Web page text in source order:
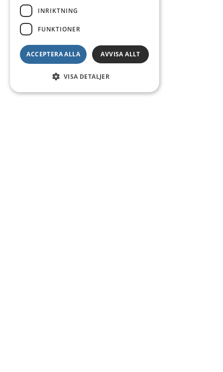
INRIKTNING
FUNKTIONER
ACCEPTERA ALLA AVVISA ALLT
VISA DETALJER